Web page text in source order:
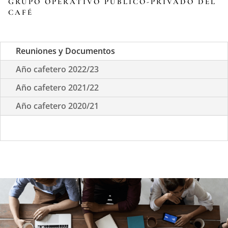
CAFÉ
Reuniones y Documentos
Año cafetero 2022/23
Año cafetero 2021/22
Año cafetero 2020/21